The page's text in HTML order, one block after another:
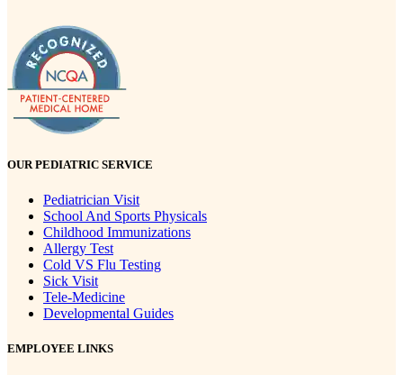
OUR PEDIATRIC SERVICE
Pediatrician Visit
School And Sports Physicals
Childhood Immunizations
Allergy Test
Cold VS Flu Testing
Sick Visit
Tele-Medicine
Developmental Guides
EMPLOYEE LINKS